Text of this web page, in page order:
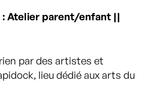
Atelier parent/enfant ||
par des artistes et
lieu dédié aux arts du